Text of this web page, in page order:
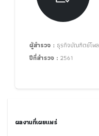
ผู้สำรวจ : ธุรกิจบัณฑิตย์โพล
ปีที่สำรวจ : 2561
ผลงานที่เผยแพร่